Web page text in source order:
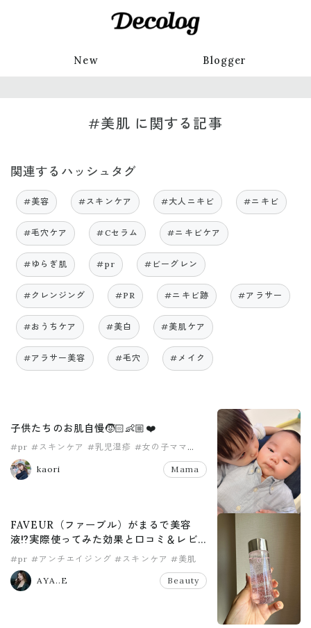
New Blogger
#美肌 に関する記事
関連するハッシュタグ
#美容 #スキンケア #大人ニキビ #ニキビ
#毛穴ケア #Cセラム #ニキビケア
#ゆらぎ肌 #pr #ビーグレン
#クレンジング #PR #ニキビ跡 #アラサー
#おうちケア #美白 #美肌ケア
#アラサー美容 #毛穴 #メイク
子供たちのお肌自慢🧒🏻👶🏼❤️
#pr #スキンケア #乳児湿疹 #女の子ママ
#男の子ママ
kaori
Mama
FAVEUR（ファーブル）がまるで美容
液⁉️実際使ってみた効果と口コミ＆レビ
ュー！
#pr #アンチエイジング #スキンケア #美肌
AYA..E Beauty